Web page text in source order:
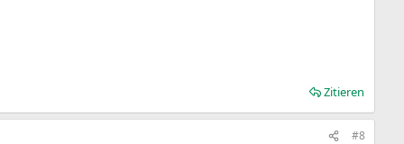
Zitieren
#8